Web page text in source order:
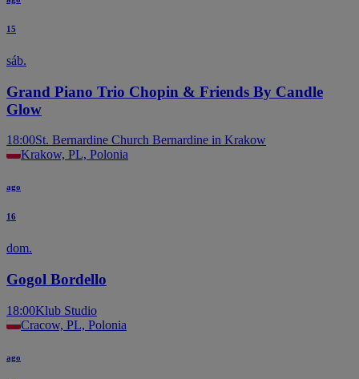
15
sáb.
Grand Piano Trio Chopin & Friends By Candle
Glow
18:00St. Bernardine Church Bernardine in Krakow
Krakow, PL, Polonia
ago
16
dom.
Gogol Bordello
18:00Klub Studio
Cracow, PL, Polonia
ago